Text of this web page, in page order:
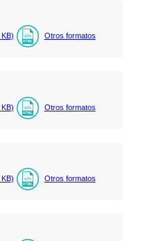
KB) Otros formatos
KB) Otros formatos
KB) Otros formatos